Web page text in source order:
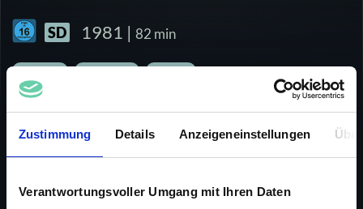
Zustimmung Details Anzeigeneinstellungen
Verantwortungsvoller Umgang mit Ihren Daten
SD 1981 | 82 min
INFO